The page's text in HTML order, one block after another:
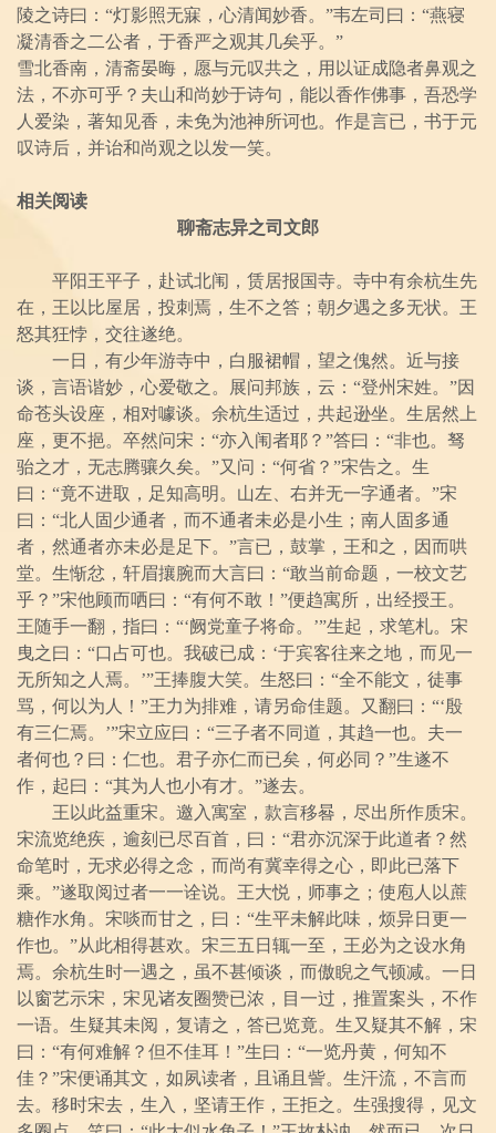
陵之诗曰：“灯影照无寐，心清闻妙香。”韦左司曰：“燕寝
凝清香之二公者，于香严之观其几矣乎。”
雪北香南，清斋晏晦，愿与元叹共之，用以证成隐者鼻观之
法，不亦可乎？夫山和尚妙于诗句，能以香作佛事，吾恐学
人爱染，著知见香，未免为池神所诃也。作是言已，书于元
叹诗后，并诒和尚观之以发一笑。
相关阅读
聊斋志异之司文郎
平阳王平子，赴试北闱，赁居报国寺。寺中有余杭生先
在，王以比屋居，投刺焉，生不之答；朝夕遇之多无状。王
怒其狂悖，交往遂绝。
一日，有少年游寺中，白服裙帽，望之傀然。近与接
谈，言语谐妙，心爱敬之。展问邦族，云：“登州宋姓。”因
命苍头设座，相对噱谈。余杭生适过，共起逊坐。生居然上
座，更不挹。卒然问宋：“亦入闱者耶？”答曰：“非也。驽
骀之才，无志腾骧久矣。”又问：“何省？”宋告之。生
曰：“竟不进取，足知高明。山左、右并无一字通者。”宋
曰：“北人固少通者，而不通者未必是小生；南人固多通
者，然通者亦未必是足下。”言已，鼓掌，王和之，因而哄
堂。生惭忿，轩眉攘腕而大言曰：“敢当前命题，一校文艺
乎？”宋他顾而哂曰：“有何不敢！”便趋寓所，出经授王。
王随手一翻，指曰：“‘阙党童子将命。’”生起，求笔札。宋
曳之曰：“口占可也。我破已成：‘于宾客往来之地，而见一
无所知之人焉。’”王捧腹大笑。生怒曰：“全不能文，徒事
骂，何以为人！”王力为排难，请另命佳题。又翻曰：“‘殷
有三仁焉。’”宋立应曰：“三子者不同道，其趋一也。夫一
者何也？曰：仁也。君子亦仁而已矣，何必同？”生遂不
作，起曰：“其为人也小有才。”遂去。
王以此益重宋。邀入寓室，款言移晷，尽出所作质宋。
宋流览绝疾，逾刻已尽百首，曰：“君亦沉深于此道者？然
命笔时，无求必得之念，而尚有冀幸得之心，即此已落下
乘。”遂取阅过者一一诠说。王大悦，师事之；使庖人以蔗
糖作水角。宋啖而甘之，曰：“生平未解此味，烦异日更一
作也。”从此相得甚欢。宋三五日辄一至，王必为之设水角
焉。余杭生时一遇之，虽不甚倾谈，而傲睨之气顿减。一日
以窗艺示宋，宋见诸友圈赞已浓，目一过，推置案头，不作
一语。生疑其未阅，复请之，答已览竟。生又疑其不解，宋
曰：“有何难解？但不佳耳！”生曰：“一览丹黄，何知不
佳？”宋便诵其文，如夙读者，且诵且訾。生汗流，不言而
去。移时宋去，生入，坚请王作，王拒之。生强搜得，见文